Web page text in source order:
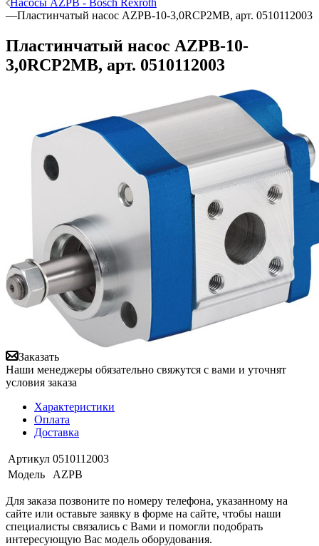
Насосы AZPB - Bosch Rexroth
—Пластинчатый насос AZPB-10-3,0RCP2MB, арт. 0510112003
Пластинчатый насос AZPB-10-
3,0RCP2MB, арт. 0510112003
Заказать
Наши менеджеры обязательно свяжутся с вами и уточнят
условия заказа
Характеристики
Оплата
Доставка
Артикул 0510112003
Модель
AZPB
Для заказа позвоните по номеру телефона, указанному на
сайте или оставьте заявку в форме на сайте, чтобы наши
специалисты связались с Вами и помогли подобрать
интересующую Вас модель оборудования.